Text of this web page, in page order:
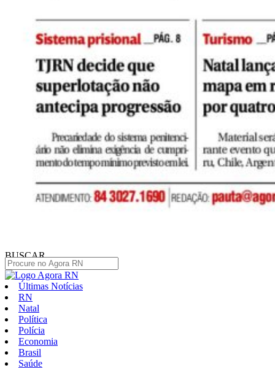
BUSCAR
Últimas Notícias
RN
Natal
Política
Polícia
Economia
Brasil
Saúde